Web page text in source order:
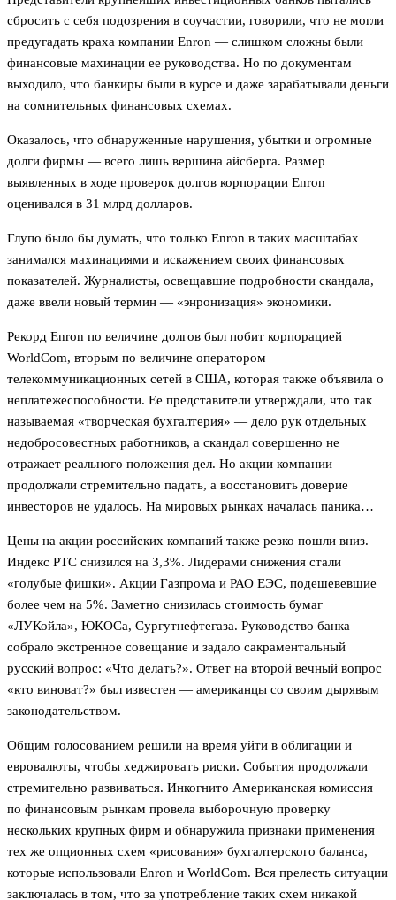
сбросить с себя подозрения в соучастии, говорили, что не могли
предугадать краха компании Enron — слишком сложны были
финансовые махинации ее руководства. Но по документам
выходило, что банкиры были в курсе и даже зарабатывали деньги
на сомнительных финансовых схемах.
Оказалось, что обнаруженные нарушения, убытки и огромные
долги фирмы — всего лишь вершина айсберга. Размер
выявленных в ходе проверок долгов корпорации Enron
оценивался в 31 млрд долларов.
Глупо было бы думать, что только Enron в таких масштабах
занимался махинациями и искажением своих финансовых
показателей. Журналисты, освещавшие подробности скандала,
даже ввели новый термин — «энронизация» экономики.
Рекорд Enron по величине долгов был побит корпорацией
WorldCom, вторым по величине оператором
телекоммуникационных сетей в США, которая также объявила о
неплатежеспособности. Ее представители утверждали, что так
называемая «творческая бухгалтерия» — дело рук отдельных
недобросовестных работников, а скандал совершенно не
отражает реального положения дел. Но акции компании
продолжали стремительно падать, а восстановить доверие
инвесторов не удалось. На мировых рынках началась паника…
Цены на акции российских компаний также резко пошли вниз.
Индекс РТС снизился на 3,3%. Лидерами снижения стали
«голубые фишки». Акции Газпрома и РАО ЕЭС, подешевевшие
более чем на 5%. Заметно снизилась стоимость бумаг
«ЛУКойла», ЮКОСа, Сургутнефтегаза. Руководство банка
собрало экстренное совещание и задало сакраментальный
русский вопрос: «Что делать?». Ответ на второй вечный вопрос
«кто виноват?» был известен — американцы со своим дырявым
законодательством.
Общим голосованием решили на время уйти в облигации и
евровалюты, чтобы хеджировать риски. События продолжали
стремительно развиваться. Инкогнито Американская комиссия
по финансовым рынкам провела выборочную проверку
нескольких крупных фирм и обнаружила признаки применения
тех же опционных схем «рисования» бухгалтерского баланса,
которые использовали Enron и WorldСom. Вся прелесть ситуации
заключалась в том, что за употребление таких схем никакой